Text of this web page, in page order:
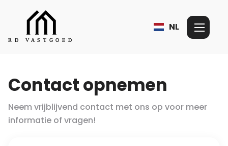
NL
Contact opnemen
Neem vrijblijvend contact met ons op voor meer
informatie of vragen!